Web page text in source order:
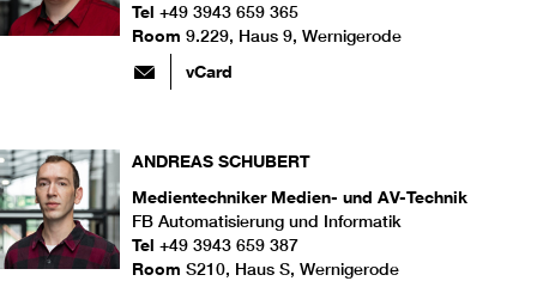
Tel +49 3943 659 365
Room 9.229, Haus 9, Wernigerode
vCard
ANDREAS SCHUBERT
Medientechniker Medien- und AV-Technik
FB Automatisierung und Informatik
Tel +49 3943 659 387
Room S210, Haus S, Wernigerode